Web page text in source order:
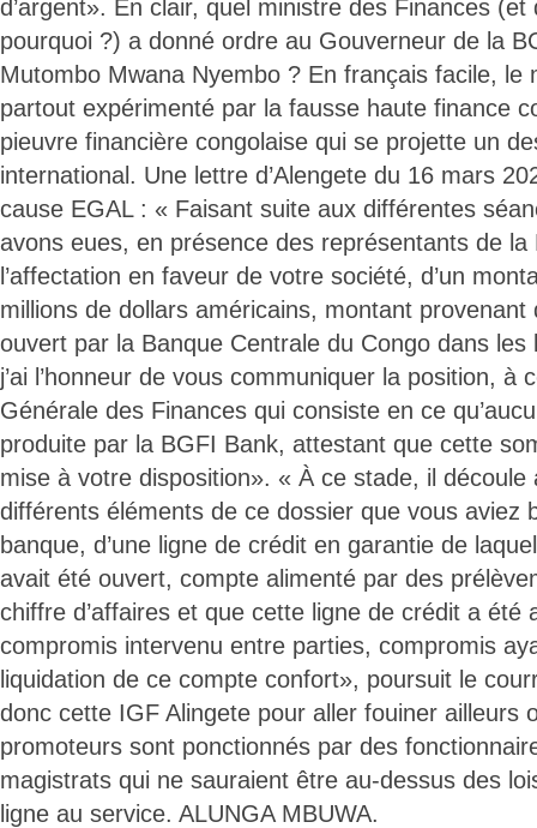
d’argent». En clair, quel ministre des Finances (et
pourquoi ?) a donné ordre au Gouverneur de la
Mutombo Mwana Nyembo ? En français facile, le
partout expérimenté par la fausse haute finance
pieuvre financière congolaise qui se projette un
international. Une lettre d’Alengete du 16 mars
cause EGAL : « Faisant suite aux différentes
avons eues, en présence des représentants de la
l’affectation en faveur de votre société, d’un
millions de dollars américains, montant provenant
ouvert par la Banque Centrale du Congo dans
j’ai l’honneur de vous communiquer la position, à
Générale des Finances qui consiste en ce
produite par la BGFI Bank, attestant que cette
mise à votre disposition». « À ce stade, il découle
différents éléments de ce dossier que vous aviez
banque, d’une ligne de crédit en garantie de
avait été ouvert, compte alimenté par des
chiffre d’affaires et que cette ligne de crédit a été
compromis intervenu entre parties, compromis
liquidation de ce compte confort», poursuit le
donc cette IGF Alingete pour aller fouiner ailleurs
promoteurs sont ponctionnés par des
magistrats qui ne sauraient être au-dessus des
ligne au service. ALUNGA MBUWA.